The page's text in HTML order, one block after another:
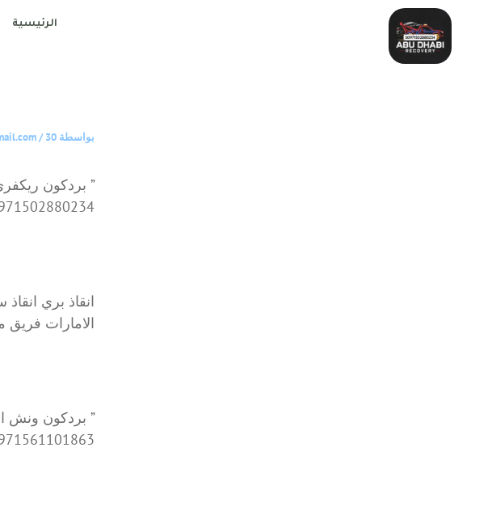
المحتوى
الرئيسية
بواسطة /30 أغسطس، 2025
“
انقاذ بري
الامارات
00971561101863 ” انقاذ